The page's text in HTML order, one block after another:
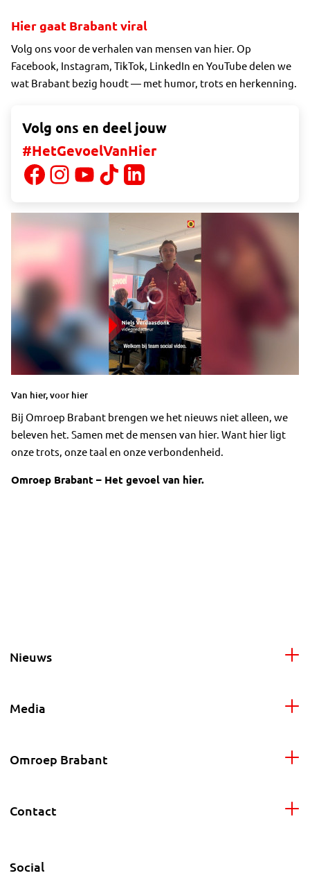
Hier gaat Brabant viral
Volg ons voor de verhalen van mensen van hier. Op
Facebook, Instagram, TikTok, LinkedIn en YouTube delen we
wat Brabant bezig houdt — met humor, trots en herkenning.
Volg ons en deel jouw
#HetGevoelVanHier
Van hier, voor hier
Bij Omroep Brabant brengen we het nieuws niet alleen, we
beleven het. Samen met de mensen van hier. Want hier ligt
onze trots, onze taal en onze verbondenheid.
Omroep Brabant – Het gevoel van hier.
Nieuws
Media
Omroep Brabant
Contact
Social